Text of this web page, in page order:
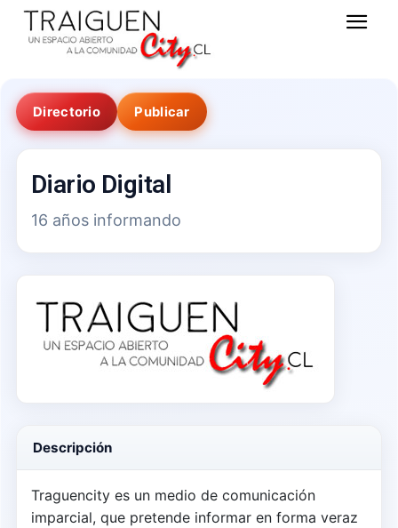
Directorio Publicar
Diario Digital
16 años informando
Descripción
Traguencity es un medio de comunicación
imparcial, que pretende informar en forma veraz